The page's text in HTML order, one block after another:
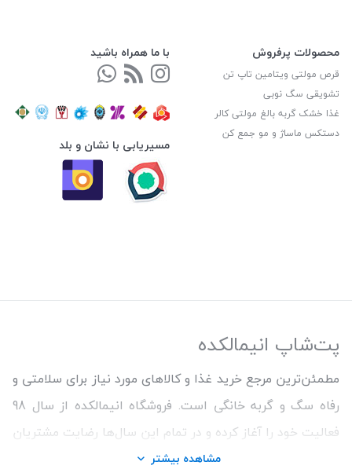
محصولات پرفروش
قرص مولتی ویتامین تاپ تن
تشویقی سگ نوبی
غذا خشک گربه بالغ مولتی کالر
دستکس ماساژ و مو جمع کن
با ما همراه باشید
مسیریابی با نشان و بلد
پت‌شاپ انیمالکده
مطمئن‌ترین مرجع خرید غذا و کالاهای مورد نیاز برای سلامتی و
رفاه سگ و گربه خانگی است. فروشگاه انیمالکده از سال 98
فعالیت خود را آغاز کرده و در تمام این سال‌ها رضایت مشتریان
و ارائه محصولات اورجینال و با کیفیت برای حفظ سلامتی
مشاهده بیشتر